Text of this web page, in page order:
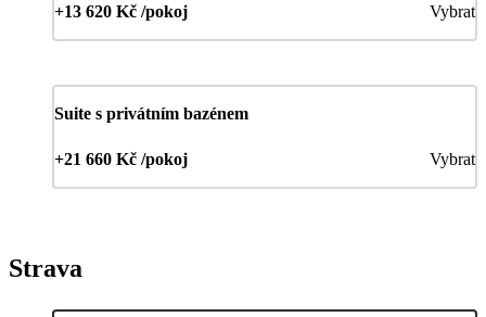
+13 620 Kč /pokoj Vybrat
Suite s privátním bazénem
+21 660 Kč /pokoj Vybrat
Strava